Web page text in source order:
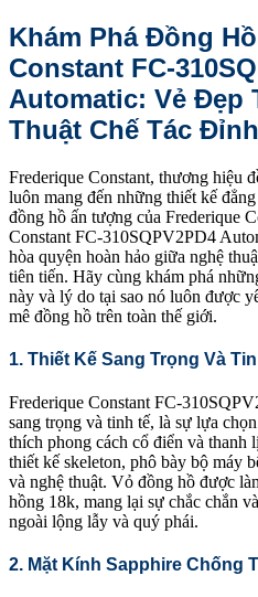
Khám Phá Đồng
Constant FC-
Automatic: Vẻ Đẹp
Thuật Chế Tác
Frederique Constant, thương hiệu
luôn mang đến những thiết kế
đồng hồ ấn tượng của Frederique
Constant FC-310SQPV2PD4
hòa quyện hoàn hảo giữa nghệ
tiên tiến. Hãy cùng khám phá
này và lý do tại sao nó luôn được
mê đồng hồ trên toàn thế giới.
1. Thiết Kế Sang Trọng Và
Frederique Constant FC-
sang trọng và tinh tế, là sự lựa
thích phong cách cổ điển và thanh
thiết kế skeleton, phô bày bộ máy
và nghệ thuật. Vỏ đồng hồ được
hồng 18k, mang lại sự chắc chắn
ngoài lộng lẫy và quý phái.
2. Mặt Kính Sapphire Chống